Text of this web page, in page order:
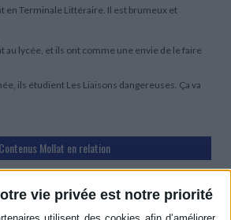
vie privée est notre priorité
en Terminale Littéraire. Il est brumeux et
au lycée, et ils ont comme une envie de le faire
ils étudient Les Liaisons dangereuses. Ça va
Contenus Mollat en relation